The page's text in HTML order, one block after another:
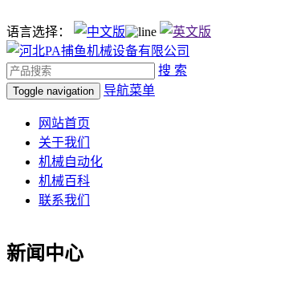
语言选择：
搜 索
Toggle navigation 导航菜单
网站首页
关于我们
机械自动化
机械百科
联系我们
新闻中心